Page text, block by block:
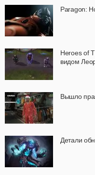
Paragon:
Heroes of
видом
Вышло
Детали